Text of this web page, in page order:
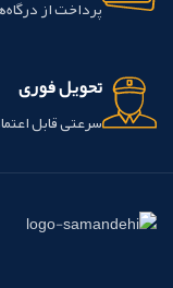
پرداخت از
تحویل فوری
سرعتی قابل